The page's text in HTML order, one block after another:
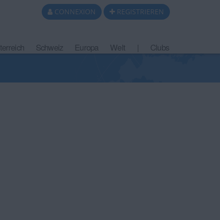
CONNEXION REGISTRIEREN
Schweiz Europa Welt Clubs